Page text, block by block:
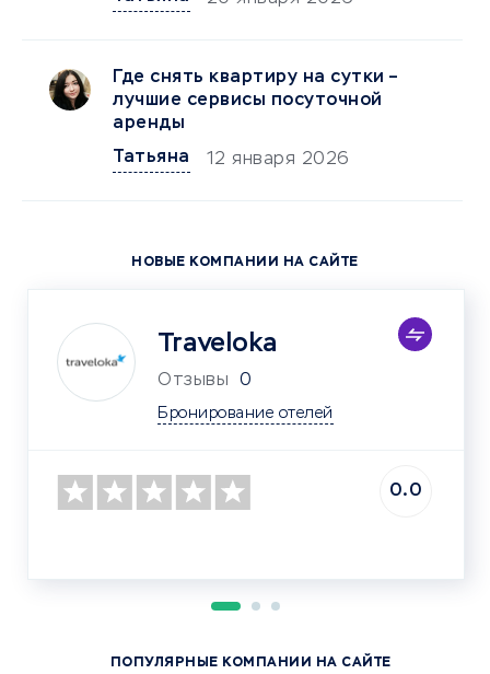
Где снять квартиру на сутки –
лучшие сервисы посуточной
аренды
Татьяна
12 января 2026
НОВЫЕ КОМПАНИИ НА САЙТЕ
Traveloka
Отзывы 0
Бронирование отелей
0.0
ПОПУЛЯРНЫЕ КОМПАНИИ НА САЙТЕ